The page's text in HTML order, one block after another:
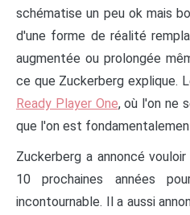
schématise un peu ok mais
d'une forme de réalité
augmentée ou prolongée
ce que Zuckerberg explique.
Ready Player One, où l'on ne
que l'on est
Zuckerberg a annoncé
10 prochaines années
incontournable. Il a aussi